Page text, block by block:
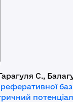
С.,
потенціал